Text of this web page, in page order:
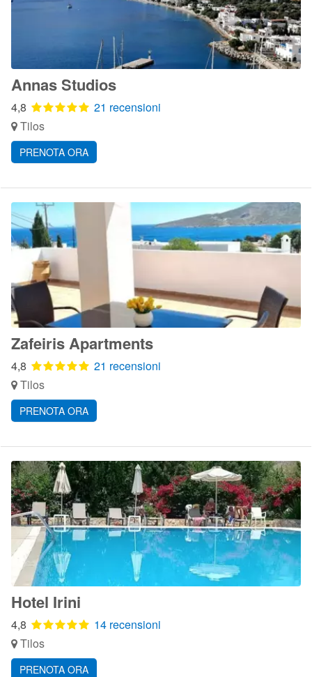
Annas Studios
4,8
21 recensioni
Tilos
PRENOTA ORA
Zafeiris Apartments
4,8
21 recensioni
Tilos
PRENOTA ORA
Hotel Irini
4,8
14 recensioni
Tilos
PRENOTA ORA